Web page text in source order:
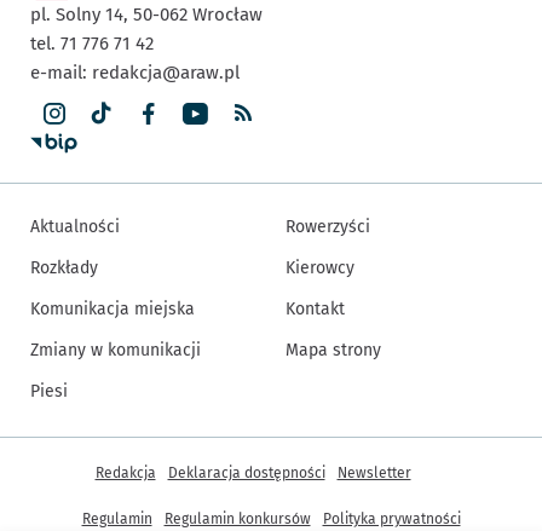
pl. Solny 14, 50-062 Wrocław
tel. 71 776 71 42
e-mail: redakcja@araw.pl
Aktualności
Rozkłady
Komunikacja miejska
Zmiany w komunikacji
Piesi
Rowerzyści
Kierowcy
Kontakt
Mapa strony
Inne informacje
Redakcja Deklaracja dostępności Newsletter
Regulamin Regulamin konkursów Polityka prywatności